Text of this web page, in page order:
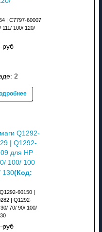
| C7797-60007
111/ 100/ 120/
руб
2
Q1292-
| Q1292-
для HP
100/ 100
130(Код:
60150 |
| Q1292-
70/ 90/ 100/
руб